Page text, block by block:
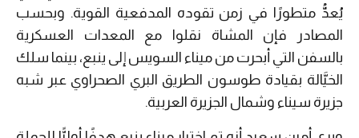
يُعدُّ متطورًا في زمن تقوده المدفعية القوية. وبحسب
المصادر فإن المشاة نقلوا مع المعدات العسكرية
بالسفن التي أبحرت من ميناء السويس إلى ينبع، بينما سلك
الخيَّالة بقيادة طوسون الطريق البري الصحراوي عبر شبه
جزيرة سيناء وشمال الجزيرة العربية.